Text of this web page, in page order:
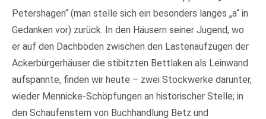
Petershagen“ (man stelle sich ein besonders langes „a“ in
Gedanken vor) zurück. In den Häusern seiner Jugend, wo
er auf den Dachböden zwischen den Lastenaufzügen der
Ackerbürgerhäuser die stibitzten Bettlaken als Leinwand
aufspannte, finden wir heute – zwei Stockwerke darunter,
wieder Mennicke-Schöpfungen an historischer Stelle; in
den Schaufenstern von Buchhandlung Betz und